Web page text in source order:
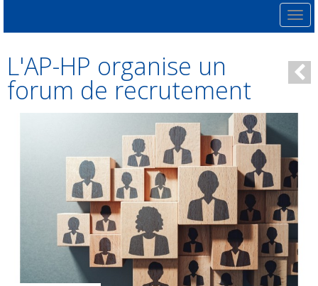
L'AP-HP organise un
forum de recrutement